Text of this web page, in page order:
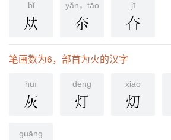
bǐ
夶
yǎn，tāo
夵
jī
夻
笔画数为6，部首为火的汉字
huī
灰
dēnɡ
灯
xiāo
灱
ɡuānɡ